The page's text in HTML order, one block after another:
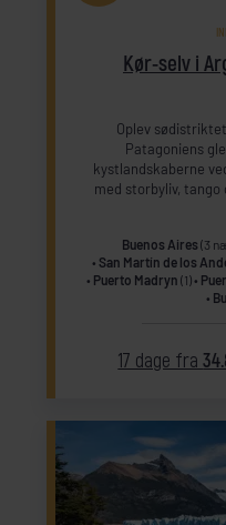
Kør-selv i
Oplev
Patagoniens
kystlandskaberne
med storbyliv, tango
Buenos Aires (3
San Martín de los
Puerto Madryn (1)
17 dage fra